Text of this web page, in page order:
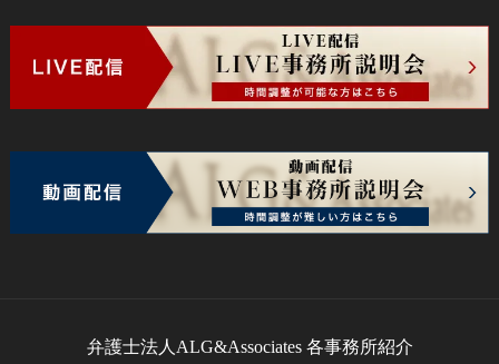
弁護士法人ALG&Associates 各事務所紹介